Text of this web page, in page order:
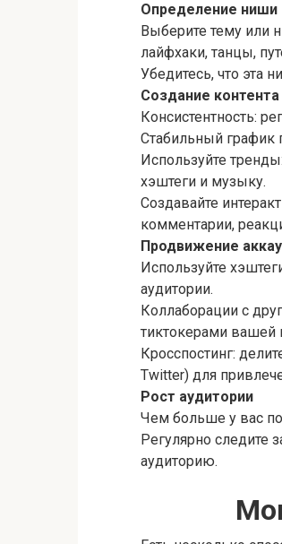
Определение ниши
Выберите тему или
лайфхаки, танцы,
Убедитесь, что эта
Создание контента
Консистентность:
Стабильный график
Используйте
хэштеги и музыку.
Создавайте
комментарии,
Продвижение
Используйте
аудитории.
Коллаборации с
тиктокерами вашей
Кросспостинг:
Twitter) для
Рост аудитории
Чем больше у вас
Регулярно следите
аудиторию.